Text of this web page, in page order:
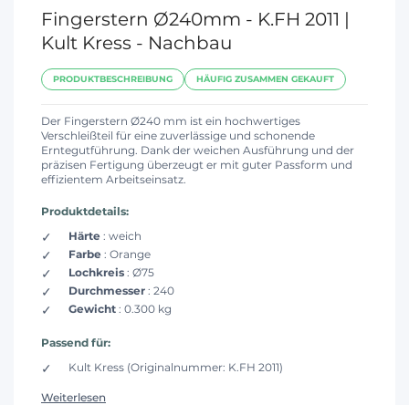
Fingerstern Ø240mm - K.FH 2011 |
Kult Kress - Nachbau
PRODUKTBESCHREIBUNG HÄUFIG ZUSAMMEN GEKAUFT
Der Fingerstern Ø240 mm ist ein hochwertiges
Verschleißteil für eine zuverlässige und schonende
Erntegutführung. Dank der weichen Ausführung und der
präzisen Fertigung überzeugt er mit guter Passform und
effizientem Arbeitseinsatz.
Produktdetails:
Härte : weich
Farbe : Orange
Lochkreis : Ø75
Durchmesser : 240
Gewicht : 0.300 kg
Passend für:
Kult Kress (Originalnummer: K.FH 2011)
Weiterlesen